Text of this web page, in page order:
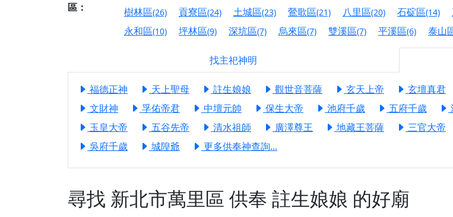
【桃園龜山 慈恩宮】丙午年梁皇寶懺法會，一念虔誠禮寶懺，
【新北貢寮 南極玉明殿】中元普渡大法會，誠摯歡迎十方善信
【桃園慈善宮(天公廟)】中元普渡交給專業的來，省時省力又積
是「超級加倍」！
【台北北投 福慶宮】慶讚中元普渡法會，誠摯邀請十方善信大
【桃園龜山 慈恩宮】瑤池金母聖誕祝壽盛典，邀請十方善信大
【桃園龜山 慈恩宮】丙午年慶讚中元普渡法會，正是讓我們用
【新北八里 紫德宮】丙午年中元普渡讚普超薦法會，普施眾生・
【台北北投金虎爺會】父親節陪爸爸一起闖關趣，邀請大小朋友
【新北八里 紫德宮】父親節奉茶感恩活動，一杯茶，一份心意；
【桃園新屋 深圳玄天宮】農曆七月擴大犒軍科儀，吉祥月不只有
區：
樹林區(26) 貢寮區(24) 土城區(23) 鶯歌區(21) 八里區(20) 石碇區(14)
永和區(10) 坪林區(9) 深坑區(7) 烏來區(7) 雙溪區(7) 平溪區(6) 泰山
找主祀神明
福德正神 天上聖母 註生娘娘 觀世音菩薩 玄天上帝 玄壇真君
文財神
孚佑帝君 中壇元帥 保生大帝 池府千歲 五府千歲
玉皇大帝
五谷先帝 清水祖師 廣澤尊王 地藏王菩薩 三官大帝
吳府千歲
城隍爺 更多供奉神查詢...
尋找 新北市萬里區 供奉 註生娘娘 的好廟